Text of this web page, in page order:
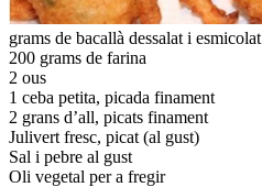
grams de bacallà dessalat i esmicolat
200 grams de farina
2 ous
1 ceba petita, picada finament
2 grans d’all, picats finament
Julivert fresc, picat (al gust)
Sal i pebre al gust
Oli vegetal per a fregir